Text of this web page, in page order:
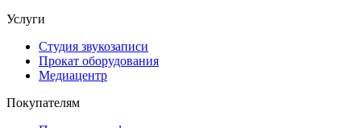
Услуги
Студия звукозаписи
Прокат оборудования
Медиацентр
Покупателям